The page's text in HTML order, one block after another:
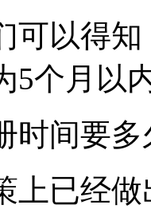
可以得
5个月以
时间要多
上已经